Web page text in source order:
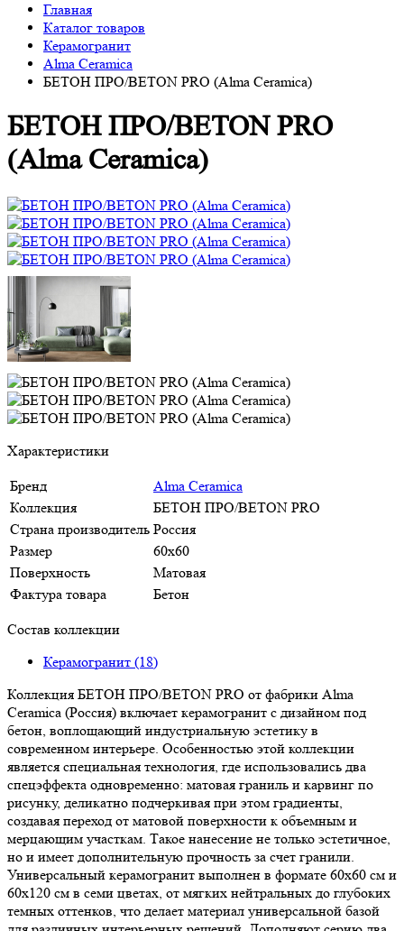
Главная
Каталог товаров
Керамогранит
Alma Ceramica
БЕТОН ПРО/BETON PRO (Alma Ceramica)
БЕТОН ПРО/BETON PRO
(Alma Ceramica)
Характеристики
Бренд
Alma Ceramica
Коллекция
БЕТОН ПРО/BETON PRO
Страна производитель Россия
Размер
60x60
Поверхность
Матовая
Фактура товара
Бетон
Состав коллекции
Керамогранит (18)
Коллекция БЕТОН ПРО/BETON PRO от фабрики Alma
Ceramica (Россия) включает керамогранит с дизайном под
бетон, воплощающий индустриальную эстетику в
современном интерьере. Особенностью этой коллекции
является специальная технология, где использовались два
спецэффекта одновременно: матовая граниль и карвинг по
рисунку, деликатно подчеркивая при этом градиенты,
создавая переход от матовой поверхности к объемным и
мерцающим участкам. Такое нанесение не только эстетичное,
но и имеет дополнительную прочность за счет гранили.
Универсальный керамогранит выполнен в формате 60х60 см и
60х120 см в семи цветах, от мягких нейтральных до глубоких
темных оттенков, что делает материал универсальной базой